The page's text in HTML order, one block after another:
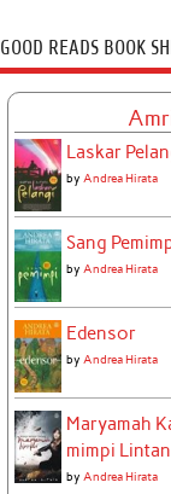
GOOD READS BOOK
Laskar
by Andrea Hirata
Sang
by Andrea Hirata
Edensor
by Andrea Hirata
Maryamah
mimpi
by Andrea Hirata